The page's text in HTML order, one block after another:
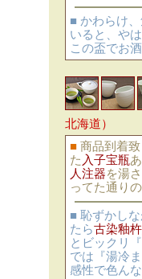
■ かわらけ
いると、や
この盃でお
北海道）
■ 商品到着
た 入子宝瓶
人注器を湯
ってた通り
■ 恥ずかし
たら古染釉
とビックリ
では『湯冷
感性で色ん